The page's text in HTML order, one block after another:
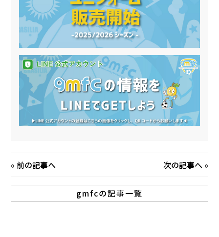
«前の記事へ 次の記事へ »
gmfcの記事一覧